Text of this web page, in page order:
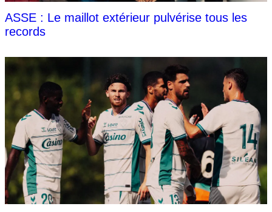
ASSE : Le maillot extérieur pulvérise tous les
records